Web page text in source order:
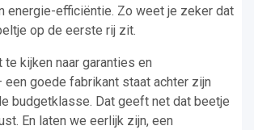
energie-efficiëntie. Zo weet je zeker dat
op de eerste rij zit.
kijken naar garanties en
goede fabrikant staat achter zijn
budgetklasse. Dat geeft net dat beetje
En laten we eerlijk zijn, een